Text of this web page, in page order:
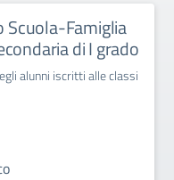
Scuola-Famiglia
di I grado
alunni iscritti alle classi